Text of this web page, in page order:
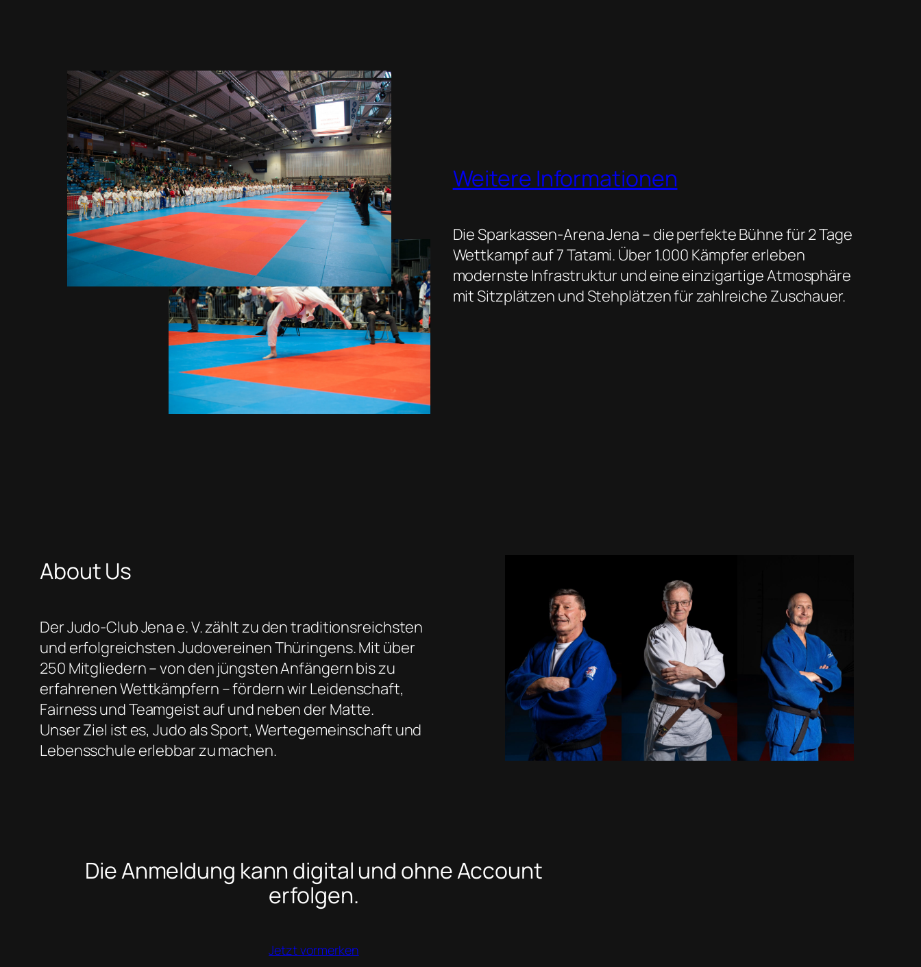
Weitere Informationen
Die Sparkassen-Arena Jena – die perfekte Bühne für 2 Tage
Wettkampf auf 7 Tatami. Über 1.000 Kämpfer erleben
modernste Infrastruktur und eine einzigartige Atmosphäre
mit Sitzplätzen und Stehplätzen für zahlreiche Zuschauer.
About Us
Der Judo-Club Jena e. V. zählt zu den traditionsreichsten
und erfolgreichsten Judovereinen Thüringens. Mit über
250 Mitgliedern – von den jüngsten Anfängern bis zu
erfahrenen Wettkämpfern – fördern wir Leidenschaft,
Fairness und Teamgeist auf und neben der Matte.
Unser Ziel ist es, Judo als Sport, Wertegemeinschaft und
Lebensschule erlebbar zu machen.
Die Anmeldung kann digital und ohne Account
erfolgen.
Jetzt vormerken